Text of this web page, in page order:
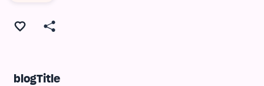
blogTitle